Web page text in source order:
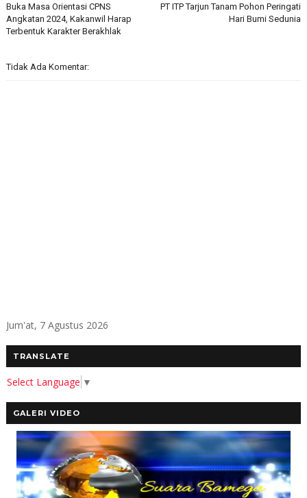
PT ITP Tarjun Tanam Pohon Peringati
Hari Bumi Sedunia
Buka Masa Orientasi CPNS
Angkatan 2024, Kakanwil Harap
Terbentuk Karakter Berakhlak
Tidak Ada Komentar:
Jum'at, 7 Agustus 2026
TRANSLATE
Select Language ▼
GALERI VIDEO